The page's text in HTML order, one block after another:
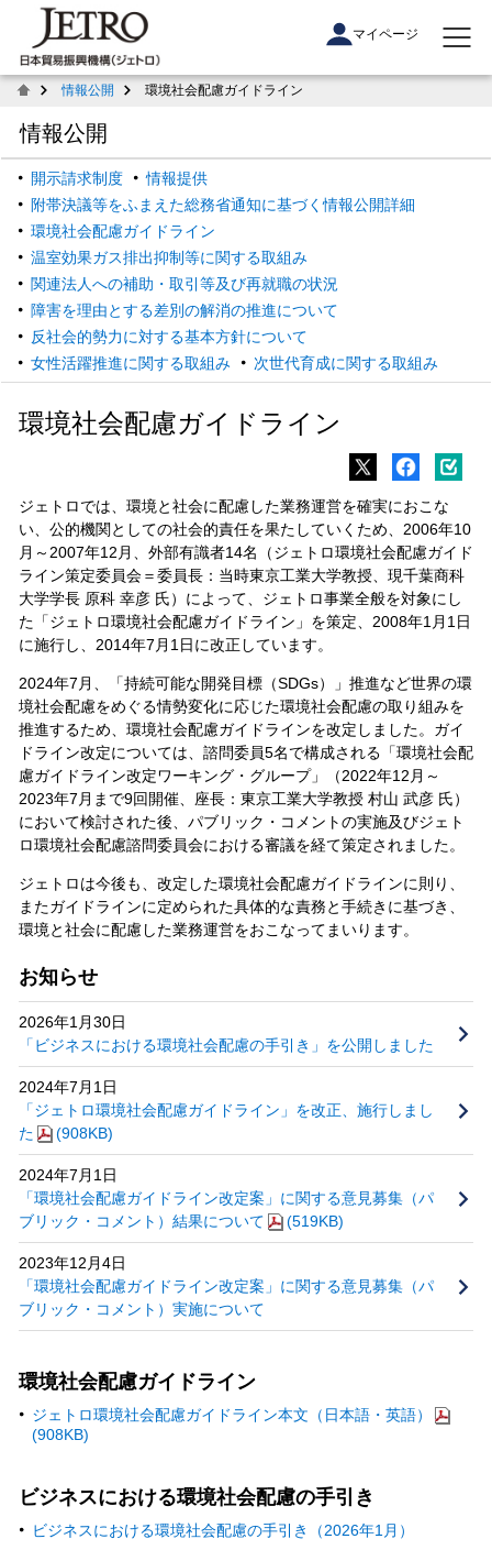
マイページ
情報公開 環境社会配慮ガイドライン
情報公開
開示請求制度
情報提供
附帯決議等をふまえた総務省通知に基づく情報公開詳細
環境社会配慮ガイドライン
温室効果ガス排出抑制等に関する取組み
関連法人への補助・取引等及び再就職の状況
障害を理由とする差別の解消の推進について
反社会的勢力に対する基本方針について
女性活躍推進に関する取組み
次世代育成に関する取組み
環境社会配慮ガイドライン
ジェトロでは、環境と社会に配慮した業務運営を確実におこな
い、公的機関としての社会的責任を果たしていくため、2006年10
月～2007年12月、外部有識者14名（ジェトロ環境社会配慮ガイド
ライン策定委員会＝委員長：当時東京工業大学教授、現千葉商科
大学学長 原科 幸彦 氏）によって、ジェトロ事業全般を対象にし
た「ジェトロ環境社会配慮ガイドライン」を策定、2008年1月1日
に施行し、2014年7月1日に改正しています。
2024年7月、「持続可能な開発目標（SDGs）」推進など世界の環
境社会配慮をめぐる情勢変化に応じた環境社会配慮の取り組みを
推進するため、環境社会配慮ガイドラインを改定しました。ガイ
ドライン改定については、諮問委員5名で構成される「環境社会配
慮ガイドライン改定ワーキング・グループ」（2022年12月～
2023年7月まで9回開催、座長：東京工業大学教授 村山 武彦 氏）
において検討された後、パブリック・コメントの実施及びジェト
ロ環境社会配慮諮問委員会における審議を経て策定されました。
ジェトロは今後も、改定した環境社会配慮ガイドラインに則り、
またガイドラインに定められた具体的な責務と手続きに基づき、
環境と社会に配慮した業務運営をおこなってまいります。
お知らせ
2026年1月30日
「ビジネスにおける環境社会配慮の手引き」を公開しました
2024年7月1日
「ジェトロ環境社会配慮ガイドライン」を改正、施行しまし
た
(908KB)
2024年7月1日
「環境社会配慮ガイドライン改定案」に関する意見募集（パ
ブリック・コメント）結果について
(519KB)
2023年12月4日
「環境社会配慮ガイドライン改定案」に関する意見募集（パ
ブリック・コメント）実施について
環境社会配慮ガイドライン
ジェトロ環境社会配慮ガイドライン本文（日本語・英語）
(908KB)
ビジネスにおける環境社会配慮の手引き
ビジネスにおける環境社会配慮の手引き（2026年1月）